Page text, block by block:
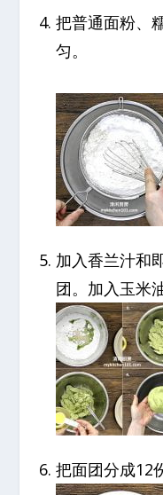
把普通面粉、
匀。
加入香兰汁和
团。加入玉米
把面团分成12